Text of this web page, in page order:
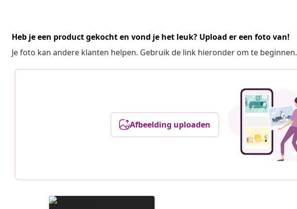
Heb je een product gekocht en vond je het leuk? Upload er een foto van!
Je foto kan andere klanten helpen. Gebruik de link hieronder om te beginnen.
Afbeelding uploaden